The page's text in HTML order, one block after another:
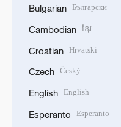
Bulgarian Български
Cambodian ខ្មែរ
Croatian Hrvatski
Czech Český
English English
Esperanto Esperanto